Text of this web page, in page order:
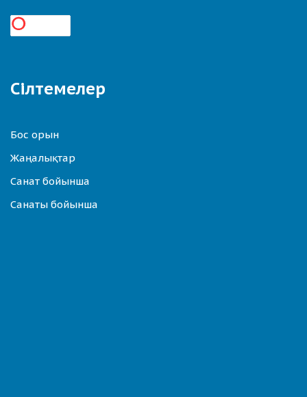
Сілтемелер
Бос орын
Жаңалықтар
Санат бойынша
Санаты бойынша